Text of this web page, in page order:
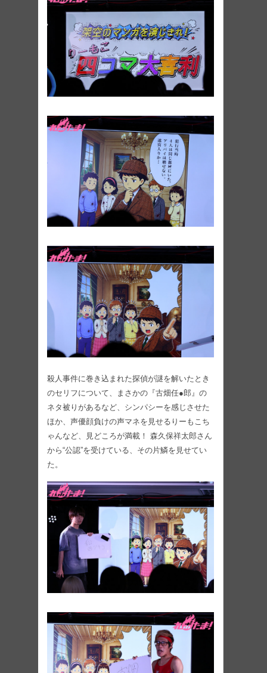
殺人事件に巻き込まれた探偵が謎を解いたとき
のセリフについて、まさかの『古畑任●郎』の
ネタ被りがあるなど、シンパシーを感じさせた
ほか、声優顔負けの声マネを見せるりーもこち
ゃんなど、見どころが満載！ 森久保祥太郎さん
から“公認”を受けている、その片鱗を見せてい
た。